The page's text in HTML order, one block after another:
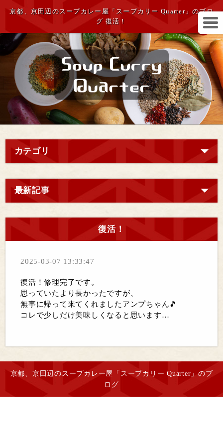
京都、京田辺のスープカレー屋「スープカリー Quarter」のブロ
グ 復活！
カテゴリ
最新記事
復活！
2025-03-07 13:33:47
復活！修理完了です。
思っていたより長かったですが、
無事に帰って来てくれましたアンプちゃん🎵
コレで少しだけ美味しくなると思います…
京都、京田辺のスープカレー屋「スープカリー Quarter」のブ
ログ